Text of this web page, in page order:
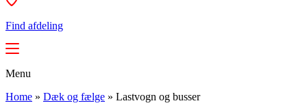
Find afdeling
Menu
Home » Dæk og fælge » Lastvogn og busser